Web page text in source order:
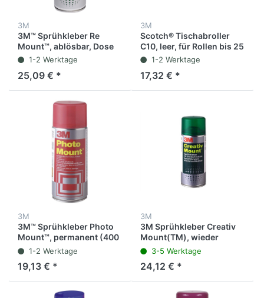
3M
3M™ Sprühkleber Re
Mount™, ablösbar, Dose
(400 ml)
1-2 Werktage
25,09 € *
3M
Scotch® Tischabroller
C10, leer, für Rollen bis 25
mm x 66 m, schwarz
1-2 Werktage
17,32 € *
3M
3M™ Sprühkleber Photo
Mount™, permanent (400
ml)1-2 Werktage
19,13 € *
3M
3M Sprühkleber Creativ
Mount(TM), wieder
ablösbar, transparenter
Auftrag, 400 ml
3-5 Werktage
24,12 € *